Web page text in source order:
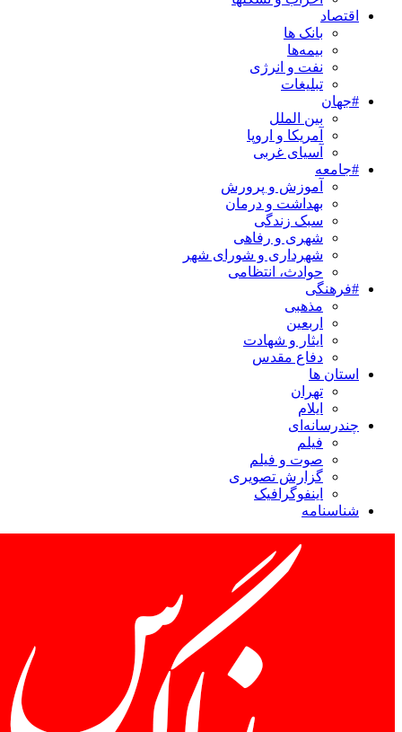
اقتصاد
بانک ها
بیمه‌ها
نفت و انرژی
تبلیغات
#جهان
بین الملل
آمریکا و اروپا
آسیای غربی
#جامعه
آموزش و پرورش
بهداشت و درمان
سبک زندگی
شهری و رفاهی
شهرداری و شورای شهر
حوادث، انتظامی
#فرهنگی
مذهبی
اربعین
ایثار و شهادت
دفاع مقدس
استان ها
تهران
ایلام
چندرسانه‌ای
فیلم
صوت و فیلم
گزارش تصویری
اینفوگرافیک
شناسنامه